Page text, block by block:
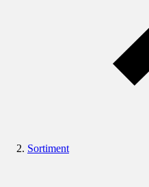
Sortiment